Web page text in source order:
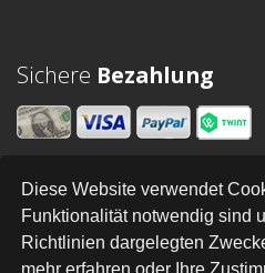
Diese Website verwendet
Funktionalität notwendig sind
Richtlinien dargelegten
Sichere Bezahlung
Newsletter